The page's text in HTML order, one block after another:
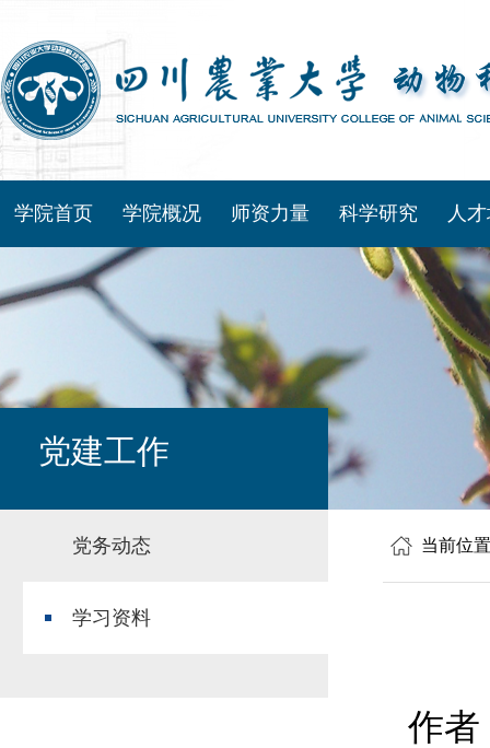
学院首页 学院概况 师资力量 科学研究 人
党建工作
党务动态
学习资料
当前位
作者